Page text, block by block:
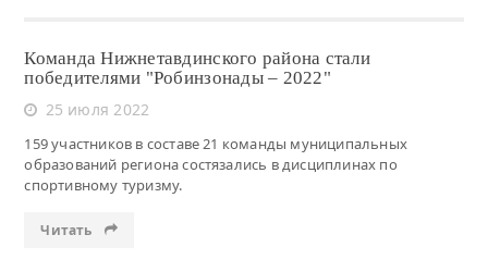
Команда Нижнетавдинского района стали
победителями "Робинзонады – 2022"
25 июля 2022
159 участников в составе 21 команды муниципальных
образований региона состязались в дисциплинах по
спортивному туризму.
Читать